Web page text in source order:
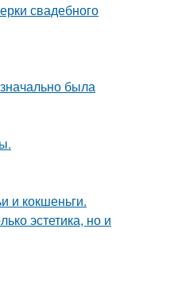
свадебного
была
и кокшеньги.
эстетика, но и